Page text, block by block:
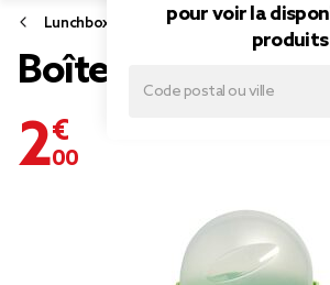
pour voir la
produits
Lunchbox et sac isotherme
Boîte à sandwich
2,00 €